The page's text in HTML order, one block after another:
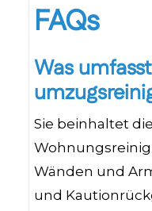
FAQs
Was
Sie beinhaltet
Wänden und
und